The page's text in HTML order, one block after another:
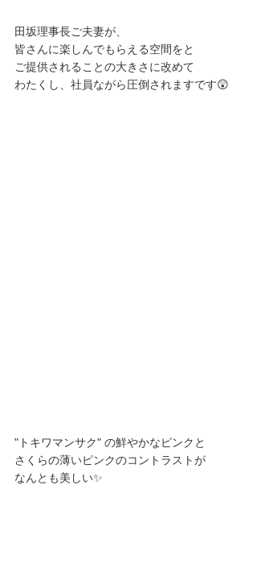
田坂理事長ご夫妻が、
皆さんに楽しんでもらえる空間をと
ご提供されることの大きさに改めて
わたくし、社員ながら圧倒されますです😲
"トキワマンサク" の鮮やかなピンクと
さくらの薄いピンクのコントラストが
なんとも美しい✨